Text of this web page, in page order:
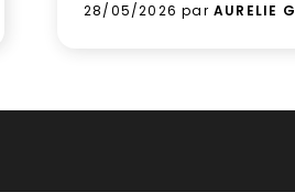
28/05/2026 par AURELIE G